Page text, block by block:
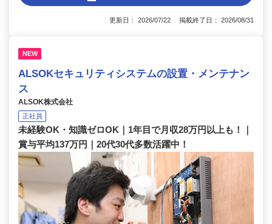
更新日： 2026/07/22 掲載終了日： 2026/08/31
NEW
ALSOKセキュリティシステムの設置・メンテナン
ス
ALSOK株式会社
正社員
未経験OK・知識ゼロOK｜1年目で月収28万円以上も！｜
賞与平均137万円｜20代30代多数活躍中！